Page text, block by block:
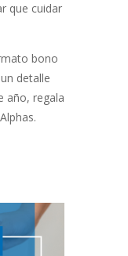
que cuidar
bono
detalle
año, regala